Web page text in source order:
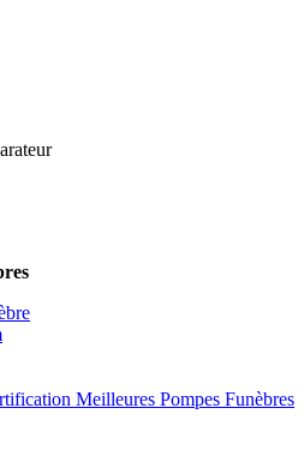
Meilleures Pompes Funèbres